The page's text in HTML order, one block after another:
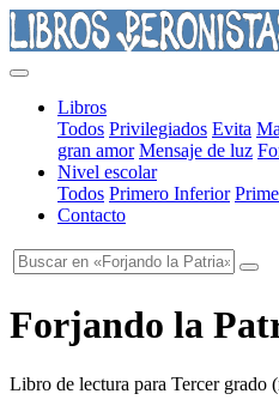
Libros
Todos Privilegiados Evita
gran amor Mensaje de luz
Nivel escolar
Todos Primero Inferior
Contacto
Forjando la
Libro de lectura para Tercer grado (